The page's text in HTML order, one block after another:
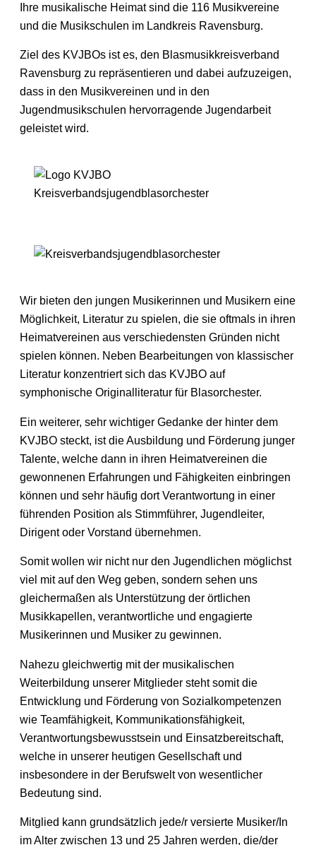
Ihre musikalische Heimat sind die 116 Musikvereine
und die Musikschulen im Landkreis Ravensburg.
Ziel des KVJBOs ist es, den Blasmusikkreisverband
Ravensburg zu repräsentieren und dabei aufzuzeigen,
dass in den Musikvereinen und in den
Jugendmusikschulen hervorragende Jugendarbeit
geleistet wird.
Wir bieten den jungen Musikerinnen und Musikern eine
Möglichkeit, Literatur zu spielen, die sie oftmals in ihren
Heimatvereinen aus verschiedensten Gründen nicht
spielen können. Neben Bearbeitungen von klassischer
Literatur konzentriert sich das KVJBO auf
symphonische Originalliteratur für Blasorchester.
Ein weiterer, sehr wichtiger Gedanke der hinter dem
KVJBO steckt, ist die Ausbildung und Förderung junger
Talente, welche dann in ihren Heimatvereinen die
gewonnenen Erfahrungen und Fähigkeiten einbringen
können und sehr häufig dort Verantwortung in einer
führenden Position als Stimmführer, Jugendleiter,
Dirigent oder Vorstand übernehmen.
Somit wollen wir nicht nur den Jugendlichen möglichst
viel mit auf den Weg geben, sondern sehen uns
gleichermaßen als Unterstützung der örtlichen
Musikkapellen, verantwortliche und engagierte
Musikerinnen und Musiker zu gewinnen.
Nahezu gleichwertig mit der musikalischen
Weiterbildung unserer Mitglieder steht somit die
Entwicklung und Förderung von Sozialkompetenzen
wie Teamfähigkeit, Kommunikationsfähigkeit,
Verantwortungsbewusstsein und Einsatzbereitschaft,
welche in unserer heutigen Gesellschaft und
insbesondere in der Berufswelt von wesentlicher
Bedeutung sind.
Mitglied kann grundsätzlich jede/r versierte Musiker/In
im Alter zwischen 13 und 25 Jahren werden, die/der